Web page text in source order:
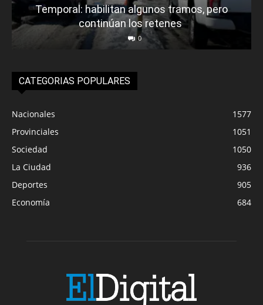
Temporal: habilitan algunos tramos, pero
continúan los retenes
0
CATEGORIAS POPULARES
Nacionales
1577
Provinciales
1051
Sociedad
1050
La Ciudad
936
Deportes
905
Economía
684